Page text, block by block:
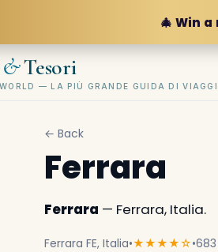
🎄 Win
&Tesori
WORLD — LA PIÙ GRANDE GUIDA DI
← Back
Ferrara
Ferrara — Ferrara, Italia.
Ferrara FE, Italia•★★★★☆•